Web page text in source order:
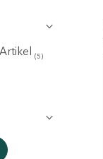
(5)